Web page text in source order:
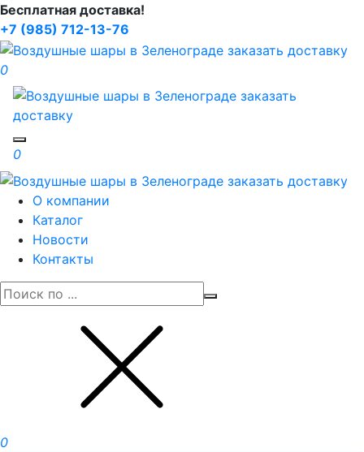
Бесплатная доставка!
+7 (985) 712-13-76
0
Toggle navigation
0
О компании
Каталог
Новости
Контакты
0